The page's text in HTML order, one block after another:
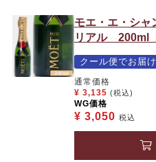
モエ・エ・シ
リアル 200ml
クール便でお届
通常価格
¥ 3,135 (税込)
WG価格
¥ 3,050 税込